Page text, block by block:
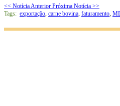
<< Notícia Anterior Próxima Notícia >>
Tags: exportação, carne bovina, faturamento,